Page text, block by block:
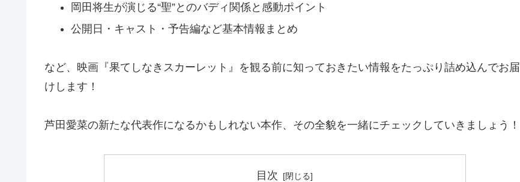
岡田将生が演じる“聖”とのバディ関係と感動ポイント
公開日・キャスト・予告編など基本情報まとめ
など、映画『果てしなきスカーレット』を観る前に知っておきたい情報をたっぷり詰め込んでお届
けします！
芦田愛菜の新たな代表作になるかもしれない本作、その全貌を一緒にチェックしていきましょう！
目次